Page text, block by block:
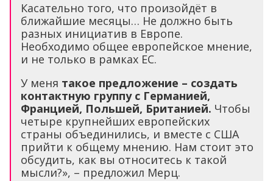
Касательно того, что произойдёт в
ближайшие месяцы… Не должно быть
разных инициатив в Европе.
Необходимо общее европейское мнение,
и не только в рамках ЕС.
У меня такое предложение – создать
контактную группу с Германией,
Францией, Польшей, Британией. Чтобы
четыре крупнейших европейских
страны объединились, и вместе с США
прийти к общему мнению. Нам стоит это
обсудить, как вы относитесь к такой
мысли?», – предложил Мерц.